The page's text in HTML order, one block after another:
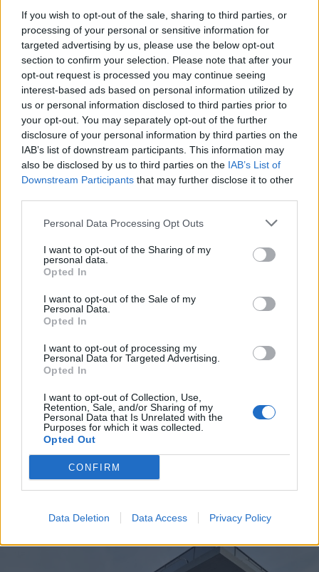
If you wish to opt-out of the sale, sharing to third parties, or
processing of your personal or sensitive information for
targeted advertising by us, please use the below opt-out
section to confirm your selection. Please note that after your
opt-out request is processed you may continue seeing
interest-based ads based on personal information utilized by
us or personal information disclosed to third parties prior to
your opt-out. You may separately opt-out of the further
disclosure of your personal information by third parties on the
IAB’s list of downstream participants. This information may
also be disclosed by us to third parties on the IAB’s List of
Downstream Participants that may further disclose it to other
Personal Data Processing Opt Outs
I want to opt-out of the Sharing of my
personal data.
Opted In
I want to opt-out of the Sale of my
Personal Data.
Opted In
I want to opt-out of processing my
Personal Data for Targeted Advertising.
Opted In
I want to opt-out of Collection, Use,
Retention, Sale, and/or Sharing of my
Personal Data that Is Unrelated with the
Purposes for which it was collected.
Opted Out
CONFIRM
Data Deletion Data Access Privacy Policy
Aktuelt
Gasudslip i Ranum er under kontrol
Simon Jensen
Journalist
Følg os på Discover
05. august 2026 kl. 14.21
kontrol, oplyser Nordjyllands Politi
RANUM: En overrevet gasledning på Rønnevej 15
i Ranum får nu politiet til at komme med to
Kan man lugte gas i Ranum, skal man søge væk
fra området - og opholder man sig indendørs, skal
man lukke døre og vinduer samt slukke
ventilationsanlæg.
Det skriver Nordjyllands Politi via tjenesten
PolitiUpdate.
Der siver gas fra ledningen, som driver i nordøstlig
retning, oplyser politiet.
Vis mere